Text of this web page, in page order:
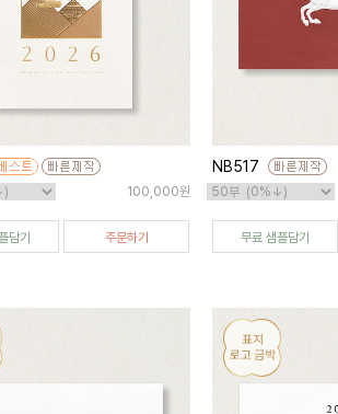
100,000원
담기 주문하기
NB517
무료 샘플담기